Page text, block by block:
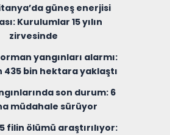
güneş enerjisi
Kurulumlar 15 yılın
zirvesinde
yangınları alarmı:
435 bin hektara yaklaştı
son durum: 6
müdahale sürüyor
filin ölümü araştırılıyor: